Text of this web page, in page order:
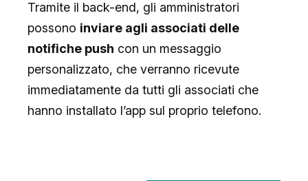
Tramite il back-end, gli amministratori
possono inviare agli associati delle
notifiche push con un messaggio
personalizzato, che verranno ricevute
immediatamente da tutti gli associati che
hanno installato l’app sul proprio telefono.